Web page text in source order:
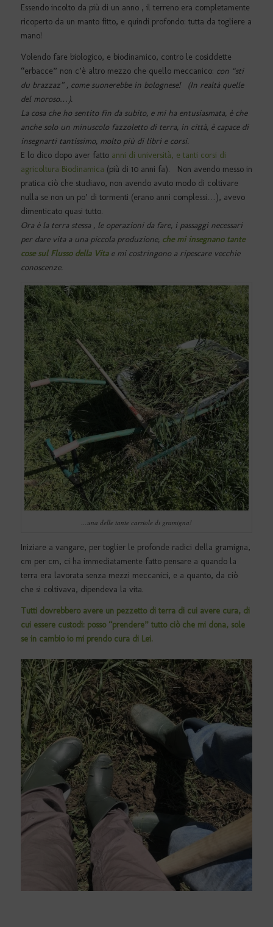
Essendo incolto da più di un anno , il terreno era completamente
ricoperto da un manto fitto, e quindi profondo: tutta da togliere a
mano!
Volendo fare biologico, e biodinamico, contro le cosiddette
“erbacce” non c’è altro mezzo che quello meccanico: con “sti
du brazzaz” , come suonerebbe in bolognese! (In realtà quelle
del moroso…).
La cosa che ho sentito fin da subito, e mi ha entusiasmata, è che
anche solo un minuscolo fazzoletto di terra, in città, è capace di
insegnarti tantissimo, molto più di libri e corsi.
E lo dico dopo aver fatto anni di università, e tanti corsi di
agricoltura Biodinamica (più di 10 anni fa). Non avendo messo in
pratica ciò che studiavo, non avendo avuto modo di coltivare
nulla se non un po’ di tormenti (erano anni complessi…), avevo
dimenticato quasi tutto.
Ora è la terra stessa , le operazioni da fare, i passaggi necessari
per dare vita a una piccola produzione, che mi insegnano tante
cose sul Flusso della Vitae mi costringono a ripescare vecchie
conoscenze.
…una delle tante carriole di gramigna!
Iniziare a vangare, per toglier le profonde radici della gramigna,
cm per cm, ci ha immediatamente fatto pensare a quando la
terra era lavorata senza mezzi meccanici, e a quanto, da ciò
che si coltivava, dipendeva la vita.
Tutti dovrebbero avere un pezzetto di terra di cui avere cura, di
cui essere custodi: posso “prendere” tutto ciò che mi dona, sole
se in cambio io mi prendo cura di Lei.